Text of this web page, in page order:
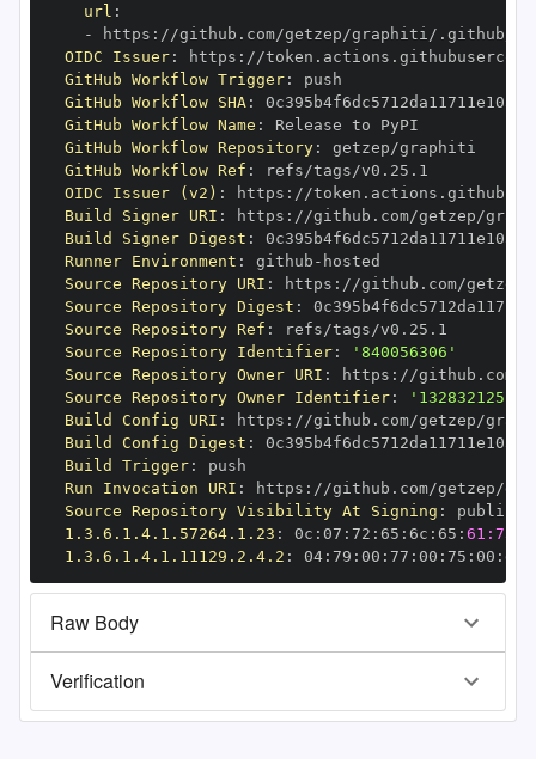
url :
-
https : //github.com/getzep/graphiti/.github/
OIDC Issuer: https :
GitHub Workflow Trigger:
GitHub Workflow SHA:
GitHub Workflow Name :
GitHub Workflow Repository:
GitHub Workflow Ref :
OIDC Issuer (v2) : https :
Build Signer URI : https : //github.com/getzep/
Build Signer Digest :
Runner Environment : github -
Source Repository URI : https :
Source Repository Digest :
Source Repository Ref :
Source Repository Identifier:
'840056306'
Source Repository Owner URI : https :
Source Repository Owner Identifier:
'132832125'
Build Config URI : https : //github.com/getzep/
Build Config Digest :
Build Trigger:
Run Invocation URI : https :
Source Repository Visibility At Signing :
1.3.6.1.4.1.57264.1.23 : 0c : 07 : 72 : 65 : 6c : 65 :
1.3.6.1.4.1.11129.2.4.2 : 04: 79 : 00 : 77 : 00 : 75 : 00 : dd
Raw Body
Verification